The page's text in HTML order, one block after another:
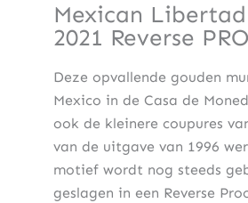
Mexican
2021 Reverse
Deze opvallende gouden
Mexico in de Casa de
ook de kleinere coupures
van de uitgave van 1996
motief wordt nog steeds
geslagen in een Reverse